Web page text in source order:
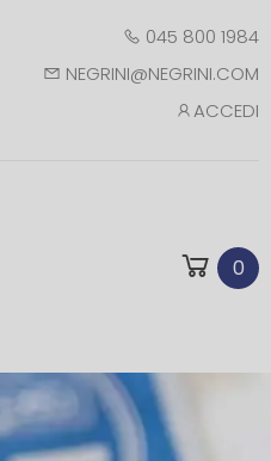
045 800 1984
NEGRINI@NEGRINI.COM
ACCEDI
0